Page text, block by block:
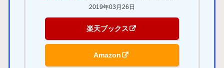
2019年03月26日
楽天ブックス
Amazon